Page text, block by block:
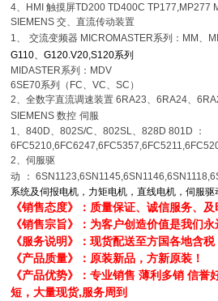
4、 HMI触摸屏TD200 TD400C TP177,MP277
SIEMENS交、直流传动装置
1、 交流变频器 MICROMASTER系列： MM 、
G110、G120.V20,S120系列
MIDASTER系列： MDV
6SE70系列（ FC、VC、SC ）
2、全数字直流调速装置 6RA23、6RA24、
SIEMENS数控 伺服
1、840D、802S/C、802SL、828D 801D
：
2、伺服驱
动
：
系统及伺报电机，力矩电机，直线电机，伺服驱
《销售态度》：质量保证、诚信服务、及
《销售宗旨》：为客户创造价值是我们永
《服务说明》：现货配送至方国各地含税
《产品质量》：原装新品，方新原装！
《产品优势》：专业销售 薄利多销 信誉
短，大量现货,服务周到